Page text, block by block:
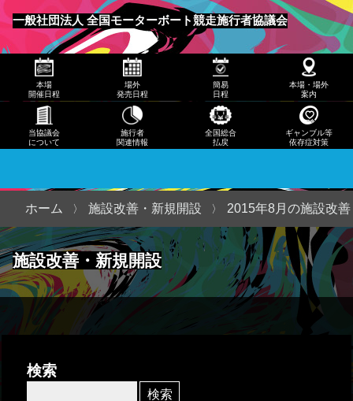
一般社団法人 全国モーターボート競走施行者協議会
メニュー
発売
日程
日程
本
場・
案内
当協
議会
につ
いて
本場
開催日程
場外
発売日程
簡易
日程
本場・場外
案内
当協議会
について
施行者
関連情報
全国総合
払戻
ギャンブル等
依存症対策
施設改善・新規開設
ホーム 施設改善・新規開設 2015年8月の施設改
検索